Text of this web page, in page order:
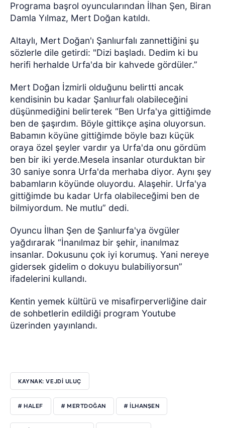
Programa başrol oyuncularından İlhan Şen, Biran
Damla Yılmaz, Mert Doğan katıldı.
Altaylı, Mert Doğan'ı Şanlıurfalı zannettiğini şu
sözlerle dile getirdi: "Dizi başladı. Dedim ki bu
herifi herhalde Urfa'da bir kahvede gördüler.”
Mert Doğan İzmirli olduğunu belirtti ancak
kendisinin bu kadar Şanlıurfalı olabileceğini
düşünmediğini belirterek “Ben Urfa'ya gittiğimde
ben de şaşırdım. Böyle gittikçe aşina oluyorsun.
Babamın köyüne gittiğimde böyle bazı küçük
oraya özel şeyler vardır ya Urfa'da onu gördüm
ben bir iki yerde.Mesela insanlar oturduktan bir
30 saniye sonra Urfa'da merhaba diyor. Aynı şey
babamların köyünde oluyordu. Alaşehir. Urfa'ya
gittiğimde bu kadar Urfa olabileceğimi ben de
bilmiyordum. Ne mutlu” dedi.
Oyuncu İlhan Şen de Şanlıurfa'ya övgüler
yağdırarak “İnanılmaz bir şehir, inanılmaz
insanlar. Dokusunu çok iyi korumuş. Yani nereye
gidersek gidelim o dokuyu bulabiliyorsun”
ifadelerini kullandı.
Kentin yemek kültürü ve misafirperverliğine dair
de sohbetlerin edildiği program Youtube
üzerinden yayınlandı.
KAYNAK: VEJDI ULUÇ
# HALEF # MERTDOĞAN # ILHANŞEN